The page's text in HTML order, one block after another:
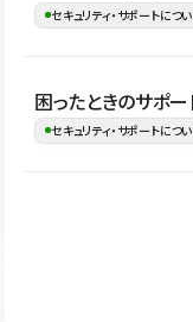
ことで、デザインを
ながらレイアウトに影
す。
セキュリティ・サポートにつ
Studioでは、公開サイ
の暗号化、データ保
はSSL/TLSによる通
困ったときのサポー
セキュリティ・サポートにつ
操作方法や機能につ